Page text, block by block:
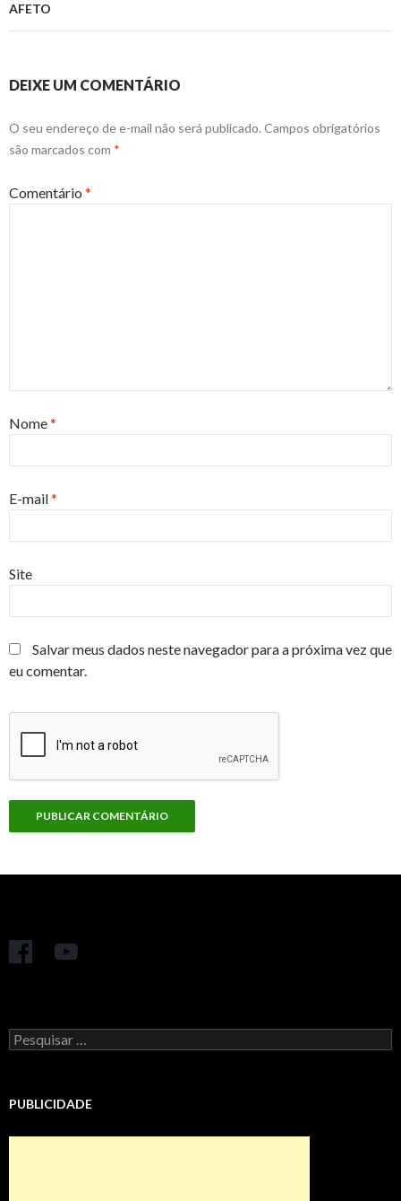
AFETO
DEIXE UM COMENTÁRIO
O seu endereço de e-mail não será publicado. Campos obrigatórios
são marcados com *
Comentário *
Nome*
E-mail*
Site
Salvar meus dados neste navegador para a próxima vez que
eu comentar.
Pesquisar
por:
PUBLICIDADE